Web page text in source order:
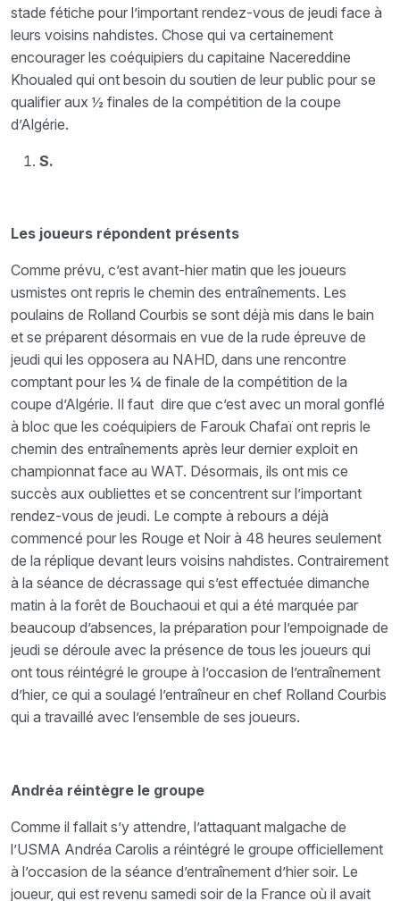
stade fétiche pour l’important rendez-vous de jeudi face à
leurs voisins nahdistes. Chose qui va certainement
encourager les coéquipiers du capitaine Nacereddine
Khoualed qui ont besoin du soutien de leur public pour se
qualifier aux ½ finales de la compétition de la coupe
d’Algérie.
S.
Les joueurs répondent présents
Comme prévu, c’est avant-hier matin que les joueurs
usmistes ont repris le chemin des entraînements. Les
poulains de Rolland Courbis se sont déjà mis dans le bain
et se préparent désormais en vue de la rude épreuve de
jeudi qui les opposera au NAHD, dans une rencontre
comptant pour les ¼ de finale de la compétition de la
coupe d’Algérie. Il faut dire que c’est avec un moral gonflé
à bloc que les coéquipiers de Farouk Chafaï ont repris le
chemin des entraînements après leur dernier exploit en
championnat face au WAT. Désormais, ils ont mis ce
succès aux oubliettes et se concentrent sur l’important
rendez-vous de jeudi. Le compte à rebours a déjà
commencé pour les Rouge et Noir à 48 heures seulement
de la réplique devant leurs voisins nahdistes. Contrairement
à la séance de décrassage qui s’est effectuée dimanche
matin à la forêt de Bouchaoui et qui a été marquée par
beaucoup d’absences, la préparation pour l’empoignade de
jeudi se déroule avec la présence de tous les joueurs qui
ont tous réintégré le groupe à l’occasion de l’entraînement
d’hier, ce qui a soulagé l’entraîneur en chef Rolland Courbis
qui a travaillé avec l’ensemble de ses joueurs.
Andréa réintègre le groupe
Comme il fallait s’y attendre, l’attaquant malgache de
l’USMA Andréa Carolis a réintégré le groupe officiellement
à l’occasion de la séance d’entraînement d’hier soir. Le
joueur, qui est revenu samedi soir de la France où il avait